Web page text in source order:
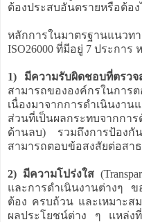
ต้องประสบอันตรายหรือต้อ
หลักการในมาตรฐานแนวท
ISO26000 ที่มีอยู่ 7 ประการ
1) มีความรับผิดชอบที่ตรวจ
สามารถขององค์กรในกา
เนื่องมาจากการดำเนินง
ส่วนที่เป็นผลกระทบจากกา
ด้านลบ) รวมถึงการป้องกั
สามารถตอบข้อสงสัยต่อสา
2) มีความโปร่งใส
และการดำเนินงานต่างๆ
ต้อง ครบถ้วน และเหมาะส
ผลประโยชน์ต่าง ๆ แหล่ง